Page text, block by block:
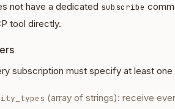
not have a dedicated subscribe
tool directly.
subscription must specify at least
(array of strings): receive